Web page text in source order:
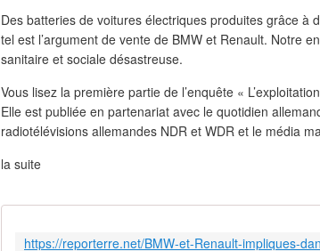
Des batteries de voitures électriques produites grâce à
tel est l’argument de vente de BMW et Renault. Notre
sanitaire et sociale désastreuse.
Vous lisez la première partie de l’enquête «
Elle est publiée en partenariat avec le quotidien
radiotélévisions allemandes NDR et WDR et le média
la suite